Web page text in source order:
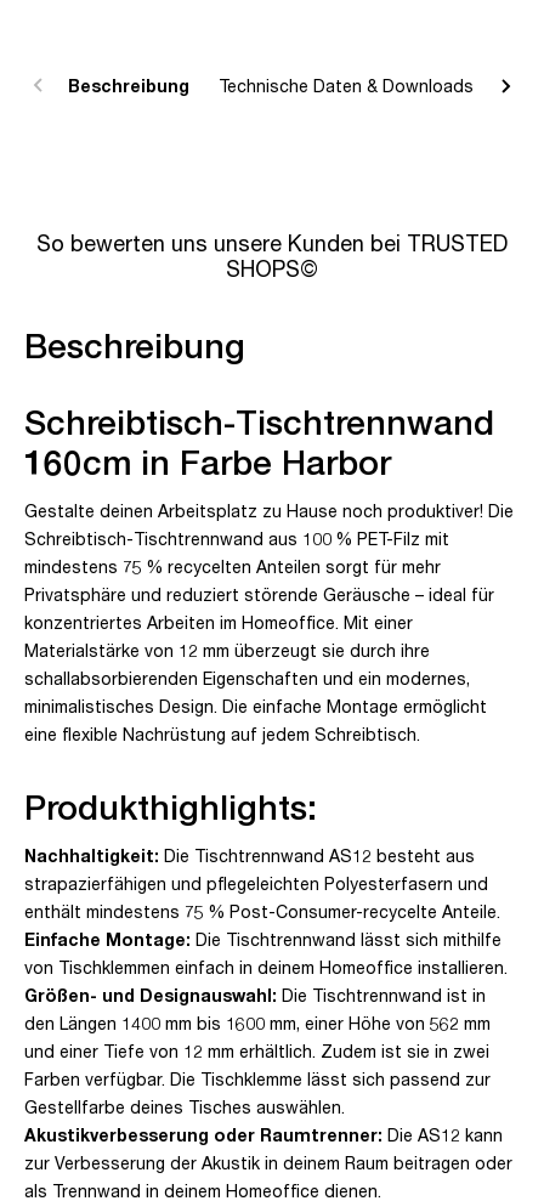
Beschreibung Technische Daten & Downloads
So bewerten uns unsere Kunden bei TRUSTED
SHOPS©
Beschreibung
Schreibtisch-Tischtrennwand
160cm in Farbe Harbor
Gestalte deinen Arbeitsplatz zu Hause noch produktiver! Die
Schreibtisch-Tischtrennwand aus 100 % PET-Filz mit
mindestens 75 % recycelten Anteilen sorgt für mehr
Privatsphäre und reduziert störende Geräusche – ideal für
konzentriertes Arbeiten im Homeoffice. Mit einer
Materialstärke von 12 mm überzeugt sie durch ihre
schallabsorbierenden Eigenschaften und ein modernes,
minimalistisches Design. Die einfache Montage ermöglicht
eine flexible Nachrüstung auf jedem Schreibtisch.
Produkthighlights:
Nachhaltigkeit: Die Tischtrennwand AS12 besteht aus
strapazierfähigen und pflegeleichten Polyesterfasern und
enthält mindestens 75 % Post-Consumer-recycelte Anteile.
Einfache Montage: Die Tischtrennwand lässt sich mithilfe
von Tischklemmen einfach in deinem Homeoffice installieren.
Größen- und Designauswahl: Die Tischtrennwand ist in
den Längen 1400 mm bis 1600 mm, einer Höhe von 562 mm
und einer Tiefe von 12 mm erhältlich. Zudem ist sie in zwei
Farben verfügbar. Die Tischklemme lässt sich passend zur
Gestellfarbe deines Tisches auswählen.
Akustikverbesserung oder Raumtrenner: Die AS12 kann
zur Verbesserung der Akustik in deinem Raum beitragen oder
als Trennwand in deinem Homeoffice dienen.